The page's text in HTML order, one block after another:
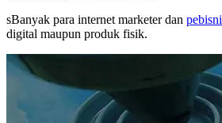
sBanyak para internet marketer dan
digital maupun produk fisik.